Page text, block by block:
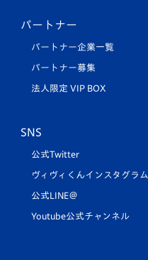
パートナー
パートナー企業一覧
パートナー募集
法人限定 VIP BOX
SNS
公式Twitter
ヴィヴィくんインスタグラム
公式LINE＠
Youtube公式チャンネル